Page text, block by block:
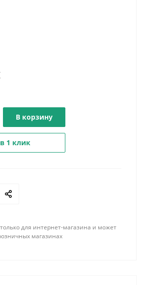
В корзину
1 клик
для интернет-магазина и может
магазинах